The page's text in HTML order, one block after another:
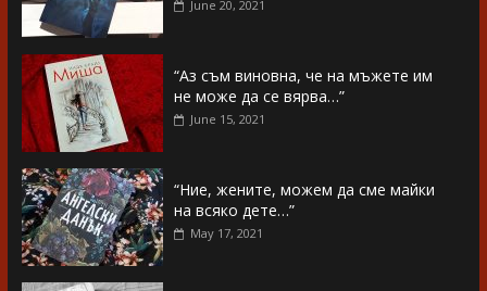
June 20, 2021
“Аз съм виновна, че на мъжете им
не може да се вярва…”
June 15, 2021
“Ние, жените, можем да сме майки
на всяко дете…”
May 17, 2021